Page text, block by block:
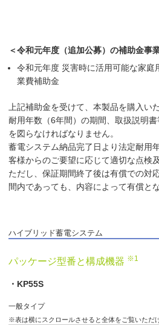
＜令和元年度（追加公募）の補助金事
令和元年度 災害時に活用可能な家庭
業費補助金
上記補助金を受けて、本製品を購入い
耐用年数（6年間）の期間、取扱説明
を図らなければなりません。
蓄電システム納品完了日より法定耐用
客様からのご要望に応じて適切な点検
ただし、保証期間終了後は有償での対
間内であっても、内容によって有償と
ハイブリッド蓄電システム
パッケージ型番と構成機器 ※1
・KP55S
一般タイプ
※表は横にスクロールさせると全体をご覧いただ